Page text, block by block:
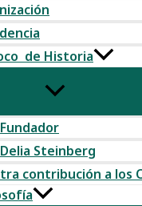
de Historia
Fundador
Delia Steinberg
contribución a los